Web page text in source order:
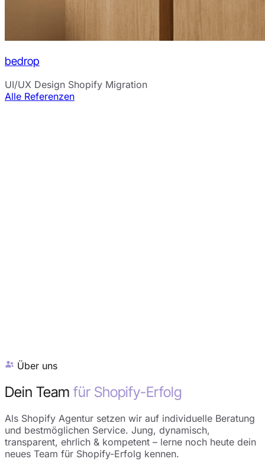
bedrop
UI/UX Design Shopify Migration
Alle Referenzen
Über uns
Dein Team für Shopify-Erfolg
Als Shopify Agentur setzen wir auf individuelle Beratung
und bestmöglichen Service. Jung, dynamisch,
transparent, ehrlich & kompetent – lerne noch heute dein
neues Team für Shopify-Erfolg kennen.